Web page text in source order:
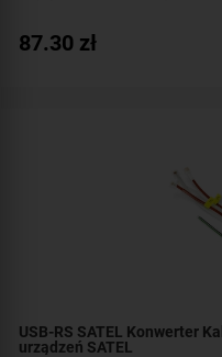
87.30 zł
USB-RS SATEL Konwerter
urządzeń SATEL